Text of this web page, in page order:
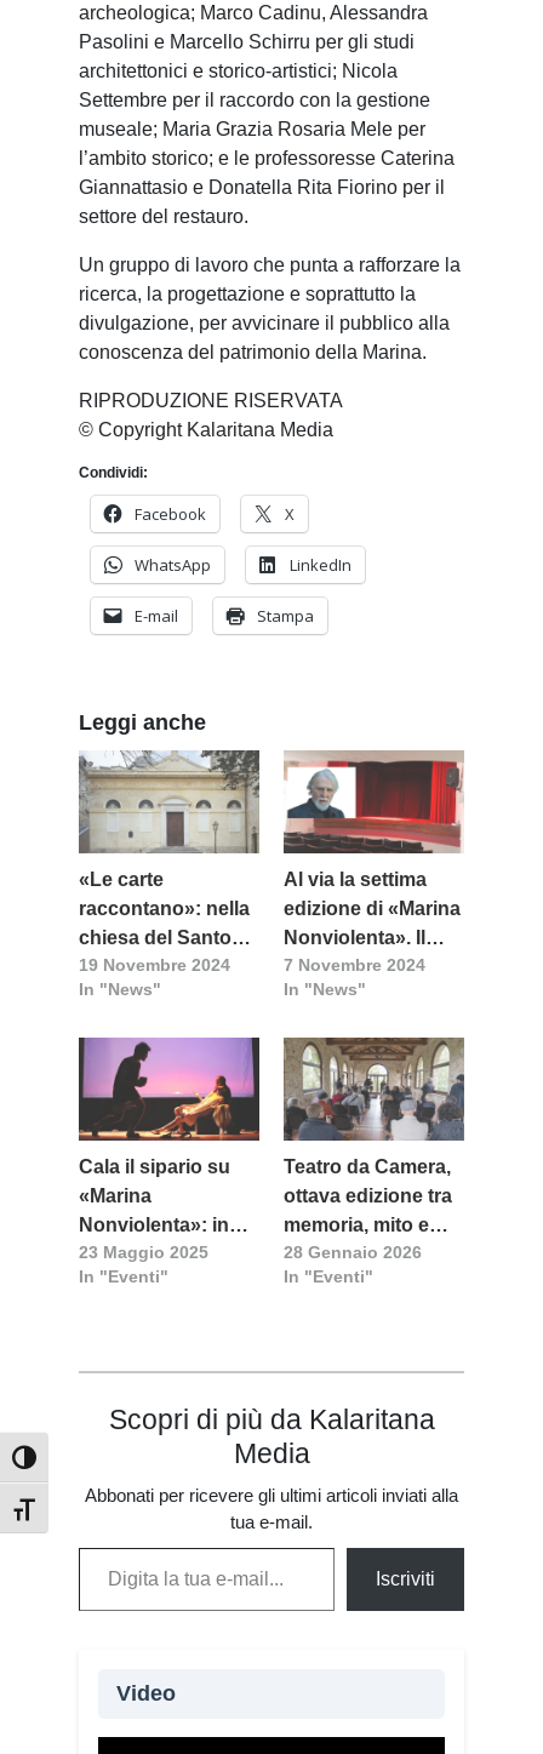
Attiva/disattiva alto contrasto
Attiva/disattiva dimensione testo
archeologica; Marco Cadinu, Alessandra
Pasolini e Marcello Schirru per gli studi
architettonici e storico-artistici; Nicola
Settembre per il raccordo con la gestione
museale; Maria Grazia Rosaria Mele per
l’ambito storico; e le professoresse Caterina
Giannattasio e Donatella Rita Fiorino per il
settore del restauro.
Un gruppo di lavoro che punta a rafforzare la
ricerca, la progettazione e soprattutto la
divulgazione, per avvicinare il pubblico alla
conoscenza del patrimonio della Marina.
RIPRODUZIONE RISERVATA
© Copyright Kalaritana Media
Condividi:
Facebook X
WhatsApp LinkedIn
E-mail Stampa
Leggi anche
«Le carte
raccontano»: nella
chiesa del Santo
Sepolcro
19 Novembre 2024
In "News"
Al via la settima
edizione di «Marina
Nonviolenta». Il
festival della
cultura della
7 Novembre 2024
In "News"
Cala il sipario su
«Marina
Nonviolenta»: in
scena «Shardana»
di Theandric
23 Maggio 2025
In "Eventi"
Teatro da Camera,
ottava edizione tra
memoria, mito e
letteratura
28 Gennaio 2026
In "Eventi"
Scopri di più da Kalaritana
Media
Abbonati per ricevere gli ultimi articoli inviati alla
tua e-mail.
Digita la tua e-mail...
Iscriviti
Video